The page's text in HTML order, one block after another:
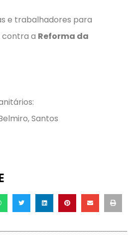
e trabalhadores para
contra a Reforma da
Santos